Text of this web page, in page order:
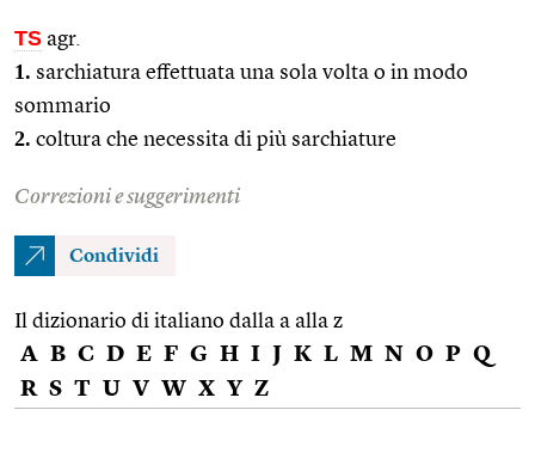
TS agr.
1. sarchiatura effettuata una sola volta o in modo
sommario
2. coltura che necessita di più sarchiature
Correzioni e suggerimenti
Condividi
Il dizionario di italiano dalla a alla z
A B C D E F G H I J K L M N O P Q
R S T U V W X Y Z